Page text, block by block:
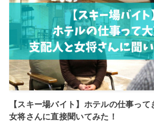
【スキー場バイト】ホテルの仕事って
女将さんに直接聞いてみた！